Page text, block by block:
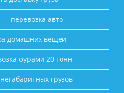
— перевозка авто
домашних вещей
фурами 20 тонн
грузов